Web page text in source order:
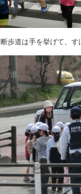
歩道は手を挙げて、